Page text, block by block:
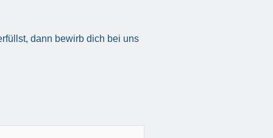
dann bewirb dich bei uns